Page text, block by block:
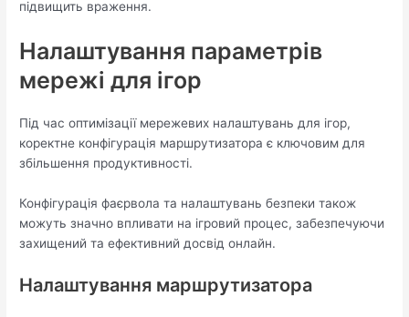
підвищить враження.
Налаштування параметрів
мережі для ігор
Під час оптимізації мережевих налаштувань для ігор,
коректне конфігурація маршрутизатора є ключовим для
збільшення продуктивності.
Конфігурація фаєрвола та налаштувань безпеки також
можуть значно впливати на ігровий процес, забезпечуючи
захищений та ефективний досвід онлайн.
Налаштування маршрутизатора